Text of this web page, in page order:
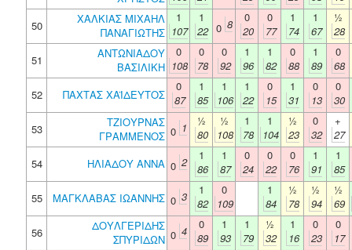
50
ΧΑΛΚΙΑΣ ΜΙΧΑΗΛ
ΠΑΝΑΓΙΩΤΗΣ
1
107
1
22 0 8
0
20
0
77
1
74
1
67
½
28
51
ΑΝΤΩΝΙΑΔΟΥ
ΒΑΣΙΛΙΚΗ
0
108
0
78
0
92
1
96
1
82
0
88
1
89
0
68
52
ΠΑΧΤΑΣ ΧΑΪΔΕΥΤΟΣ
0
87
1
85
1
106
1
22
0
15
1
31
0
13
0
30
53
ΤΖΙΟΥΡΝΑΣ
ΓΡΑΜΜΕΝΟΣ 0 1
½
80
½
108
1
78
1
104
½
23
0
32
+
27
54
ΗΛΙΑΔΟΥ ΑΝΝΑ 0 2
1
86
1
87
0
24
0
22
0
76
1
91
1
85
55
ΜΑΓΚΛΑΒΑΣ ΙΩΑΝΝΗΣ 0 3
1
82
0
109
1
84
½
78
½
94
½
69
56
ΔΟΥΛΓΕΡΙΔΗΣ
ΣΠΥΡΙΔΩΝ 0 4
0
89
1
93
1
79
½
32
1
16
0
23
0
17